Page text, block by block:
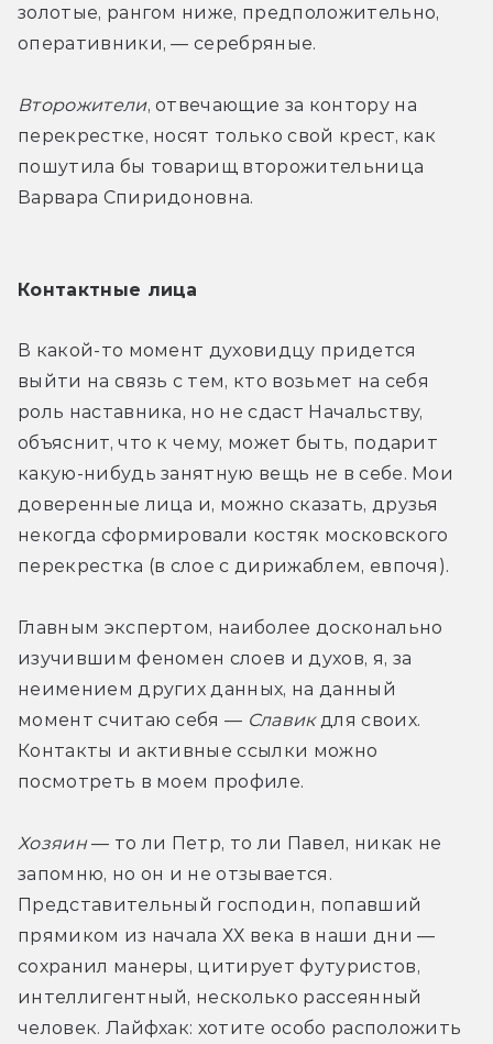
золотые, рангом ниже, предположительно,
оперативники, — серебряные.
Второжители, отвечающие за контору на
перекрестке, носят только свой крест, как
пошутила бы товарищ второжительница
Варвара Спиридоновна.
Контактные лица
В какой-то момент духовидцу придется
выйти на связь с тем, кто возьмет на себя
роль наставника, но не сдаст Начальству,
объяснит, что к чему, может быть, подарит
какую-нибудь занятную вещь не в себе. Мои
доверенные лица и, можно сказать, друзья
некогда сформировали костяк московского
перекрестка (в слое с дирижаблем, евпочя).
Главным экспертом, наиболее досконально
изучившим феномен слоев и духов, я, за
неимением других данных, на данный
момент считаю себя — Славик для своих.
Контакты и активные ссылки можно
посмотреть в моем профиле.
Хозяин — то ли Петр, то ли Павел, никак не
запомню, но он и не отзывается.
Представительный господин, попавший
прямиком из начала ХХ века в наши дни —
сохранил манеры, цитирует футуристов,
интеллигентный, несколько рассеянный
человек. Лайфхак: хотите особо расположить